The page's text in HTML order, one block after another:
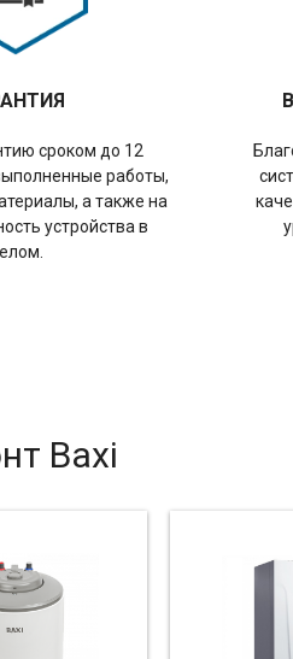
сроком до 12
работы,
а также на
устройства в
Baxi